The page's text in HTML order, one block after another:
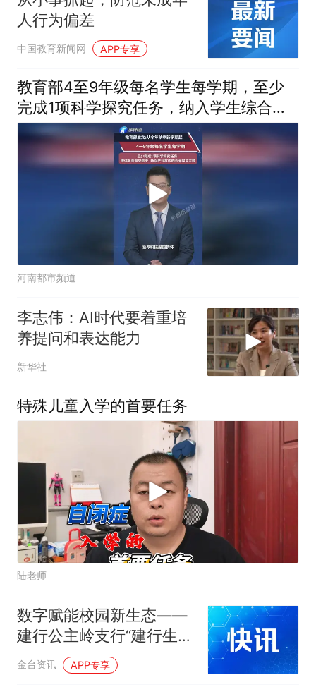
人行为偏差
中国教育新闻网 APP专享
教育部4至9年级每名学生每学期，至少
完成1项科学探究任务，纳入学生综合素
质评价档案不另作考试要求
河南都市频道
李志伟：AI时代要着重培
养提问和表达能力
新华社
特殊儿童入学的首要任务
陆老师
数字赋能校园新生态——
建行公主岭支行“建行生
活”智慧食堂项目落地公主
岭市第一中学
金台资讯 APP专享